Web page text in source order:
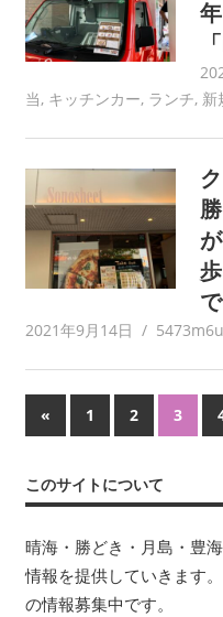
当, キッチンカー, ランチ, 新
2021年9月14日
投
ナ
ビ
ゲ
«前
の
事
1 2 3
このサイトについて
晴海・勝どき・月島・豊
情報を提供していきます
の情報募集中です。